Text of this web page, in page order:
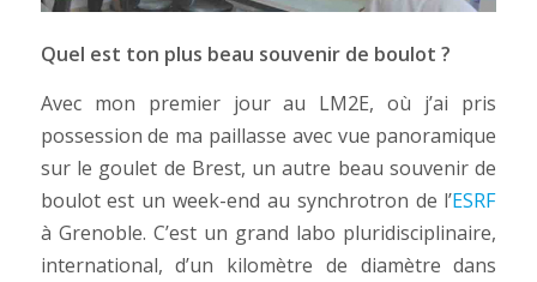
Quel est ton plus beau souvenir de boulot ?
Avec mon premier jour au LM2E, où j’ai pris
possession de ma paillasse avec vue panoramique
sur le goulet de Brest, un autre beau souvenir de
boulot est un week-end au synchrotron de l’ESRF
à Grenoble. C’est un grand labo pluridisciplinaire,
international, d’un kilomètre de diamètre dans